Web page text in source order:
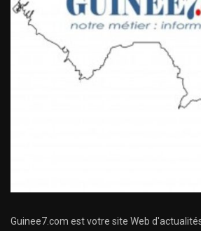
Guinee7.com est votre site Web